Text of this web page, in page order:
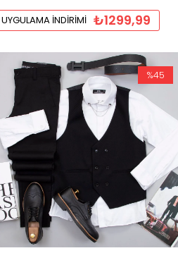
UYGULAMA İNDIRIMI ₺1299,99
%45